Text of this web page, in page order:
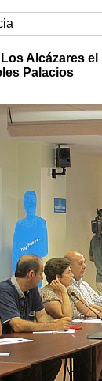
Alcázares
Palacios